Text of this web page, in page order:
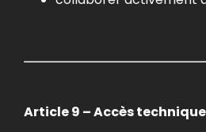
Article 9 – Accès